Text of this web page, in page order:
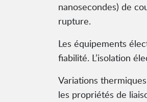
nanosecondes) de
rupture.
Les équipements
fiabilité. L’isolation
Variations
les propriétés de